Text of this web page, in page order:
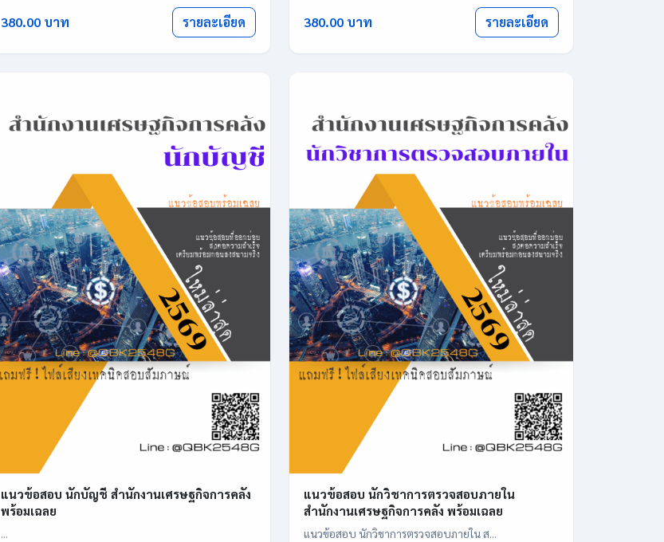
380.00 บาท รายละเอียด 380.00 บาท รายละเอียด
แนวข้อสอบ นักบัญชี สำนักงานเศรษฐกิจการคลัง
พร้อมเฉลย
...
แนวข้อสอบ นักวิชาการตรวจสอบภายใน
สำนักงานเศรษฐกิจการคลัง พร้อมเฉลย
แนวข้อสอบ นักวิชาการตรวจสอบภายใน ส...